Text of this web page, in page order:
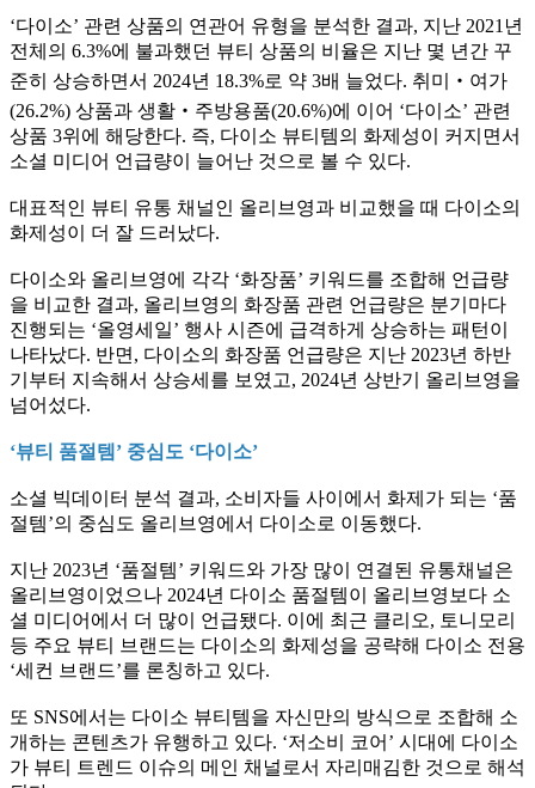
‘다이소’ 관련 상품의 연관어 유형을 분석한 결과, 지난 2021년
전체의 6.3%에 불과했던 뷰티 상품의 비율은 지난 몇 년간 꾸
준히 상승하면서 2024년 18.3%로 약 3배 늘었다. 취미‧여가
(26.2%) 상품과 생활‧주방용품(20.6%)에 이어 ‘다이소’ 관련
상품 3위에 해당한다. 즉, 다이소 뷰티템의 화제성이 커지면서
소셜 미디어 언급량이 늘어난 것으로 볼 수 있다.
대표적인 뷰티 유통 채널인 올리브영과 비교했을 때 다이소의
화제성이 더 잘 드러났다.
다이소와 올리브영에 각각 ‘화장품’ 키워드를 조합해 언급량
을 비교한 결과, 올리브영의 화장품 관련 언급량은 분기마다
진행되는 ‘올영세일’ 행사 시즌에 급격하게 상승하는 패턴이
나타났다. 반면, 다이소의 화장품 언급량은 지난 2023년 하반
기부터 지속해서 상승세를 보였고, 2024년 상반기 올리브영을
넘어섰다.
‘뷰티 품절템’ 중심도 ‘다이소’
소셜 빅데이터 분석 결과, 소비자들 사이에서 화제가 되는 ‘품
절템’의 중심도 올리브영에서 다이소로 이동했다.
지난 2023년 ‘품절템’ 키워드와 가장 많이 연결된 유통채널은
올리브영이었으나 2024년 다이소 품절템이 올리브영보다 소
셜 미디어에서 더 많이 언급됐다. 이에 최근 클리오, 토니모리
등 주요 뷰티 브랜드는 다이소의 화제성을 공략해 다이소 전용
‘세컨 브랜드’를 론칭하고 있다.
또 SNS에서는 다이소 뷰티템을 자신만의 방식으로 조합해 소
개하는 콘텐츠가 유행하고 있다. ‘저소비 코어’ 시대에 다이소
가 뷰티 트렌드 이슈의 메인 채널로서 자리매김한 것으로 해석